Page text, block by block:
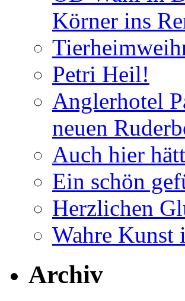
Körner ins
Petri Heil!
Anglerhotel
neuen
Auch hier
Ein schön
Herzlichen
Wahre
Archiv